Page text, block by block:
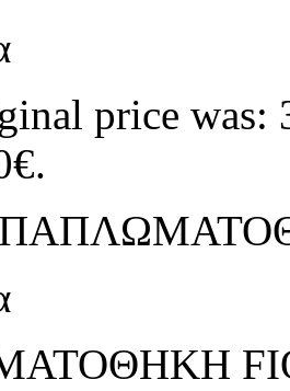
price was: